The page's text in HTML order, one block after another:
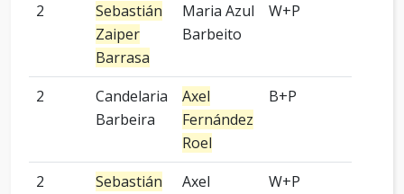
2
Sebastián
Zaiper
Barrasa
Maria Azul
Barbeito
W+P
2
Candelaria
Barbeira
Axel
Fernández
Roel
B+P
2
Sebastián
Axel
W+P